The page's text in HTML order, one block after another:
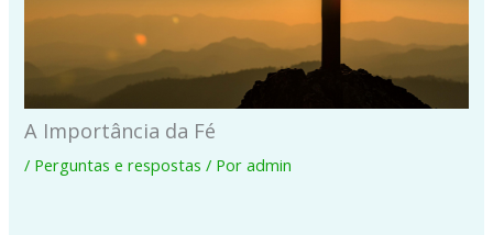
A Importância da Fé
/ Perguntas e respostas / Poradmin